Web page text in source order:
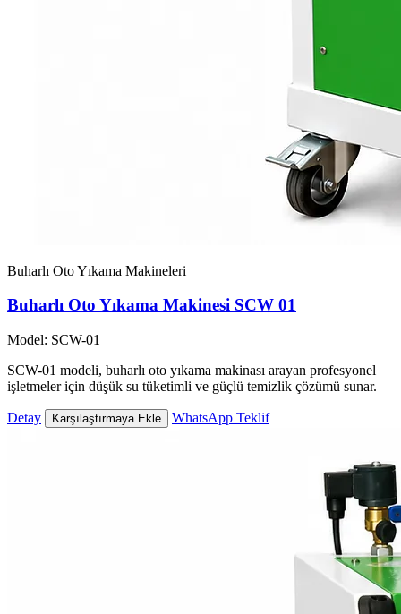
Buharlı Oto Yıkama Makineleri
Buharlı Oto Yıkama Makinesi SCW 01
Model: SCW-01
SCW-01 modeli, buharlı oto yıkama makinası arayan profesyonel
işletmeler için düşük su tüketimli ve güçlü temizlik çözümü sunar.
Detay Karşılaştırmaya Ekle WhatsApp Teklif